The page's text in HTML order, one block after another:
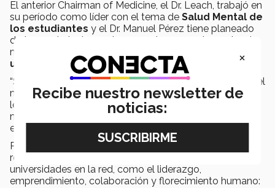
El anterior Chairman of Medicine, el Dr. Leach, trabajó en
su período como líder con el tema de Salud Mental de
los estudiantes y el Dr. Manuel Pérez tiene planeado
darle seguimiento a este proyecto y complementar de
manera integral el tema de
universitario:
“Son temas prioritarios en todas las universidades a nivel
mundial, hay mucho interés por integrarlos, ya se han
logrado grandes esfuerzos, más esto aunado al nuevo
modelo educativo Tec21 se transfiere a nuestros líderes
estudiantiles”, comentó el Dr. Pérez.
Para el nuevo Chairman of Medicine también es muy
relevante trabajar competencias para alumnos de las
universidades en la red, como el liderazgo,
emprendimiento, colaboración y florecimiento humano:
×
Recibe nuestro newsletter de
noticias: